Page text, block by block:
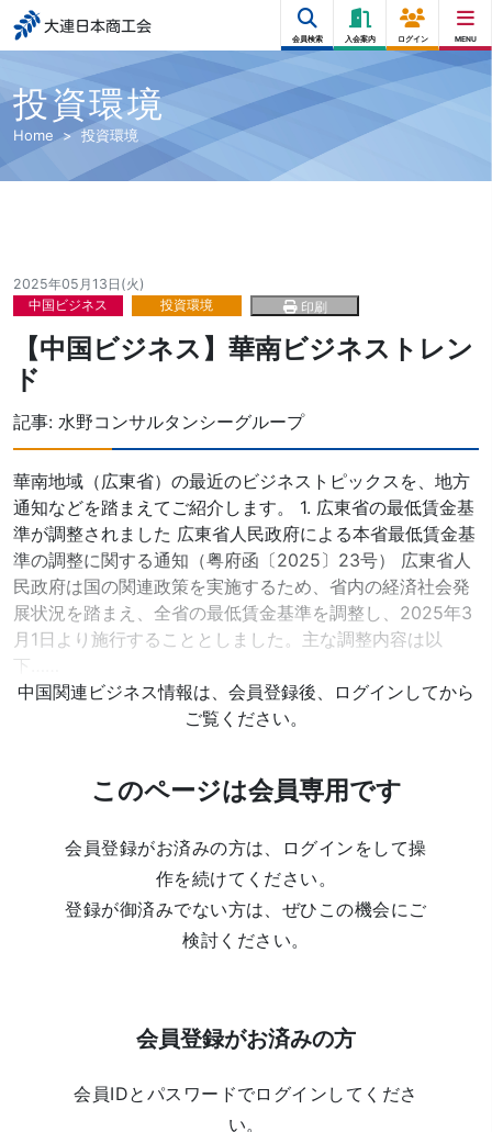
大連日本商工会
会員検索 入会案内 ログイン MENU
投資環境
Home 投資環境
2025年05月13日(火)
中国ビジネス
投資環境 印刷
【中国ビジネス】華南ビジネストレン
ド
記事: 水野コンサルタンシーグループ
華南地域（広東省）の最近のビジネストピックスを、地方
通知などを踏まえてご紹介します。 1. 広東省の最低賃金基
準が調整されました 広東省人民政府による本省最低賃金基
準の調整に関する通知（粤府函〔2025〕23号） 広東省人
民政府は国の関連政策を実施するため、省内の経済社会発
展状況を踏まえ、全省の最低賃金基準を調整し、2025年3
月1日より施行することとしました。主な調整内容は以
下……
中国関連ビジネス情報は、会員登録後、ログインしてから
ご覧ください。
このページは会員専用です
会員登録がお済みの方は、ログインをして操
作を続けてください。
登録が御済みでない方は、ぜひこの機会にご
検討ください。
会員登録がお済みの方
会員IDとパスワードでログインしてくださ
い。